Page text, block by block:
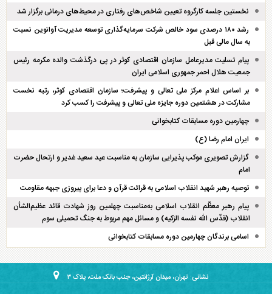
نخستین جلسه کارگروه تعیین شاخص‌های رفتاری در محیط‌های درمانی برگزار شد
رشد ۱۸۰ درصدی سود خالص شرکت سرمایه‌گذاری توسعه مدیریت آوانوین نسبت
به سال مالی قبل
پیام تسلیت مدیرعامل سازمان اقتصادی کوثر در پی درگذشت والده مکرمه رئیس
جمعیت هلال احمر جمهوری اسلامی ایران
بر اساس اعلام مرکز ملی تعالی و پیشرفت؛ سازمان اقتصادی کوثر، رتبه نخست
مشارکت در هشتمین دوره جایزه ملی تعالی و پیشرفت را کسب کرد
چهارمین دوره مسابقات کتابخوانی
ایران امام رضا (ع)
گزارش تصویری موکب پذیرایی سازمان به مناسبت عید سعید غدیر و ارتحال حضرت
امام
توصیه رهبر شهید انقلاب اسلامی به قرائت قرآن و دعا برای پیروزی جبهه مقاومت
پیام رهبر معظّم انقلاب اسلامی به‌مناسبت چهلمین روز شهادت قائد عظیم‌الشأن
انقلاب (قدّس الله نفسه الزکیه) و مسائل مهم مربوط به جنگ تحمیلی سوم
اسامی برندگان چهارمین دوره مسابقات کتابخوانی
نشانی: تهران، میدان آرژانتین، جنب بانک ملت، پلاک ۳